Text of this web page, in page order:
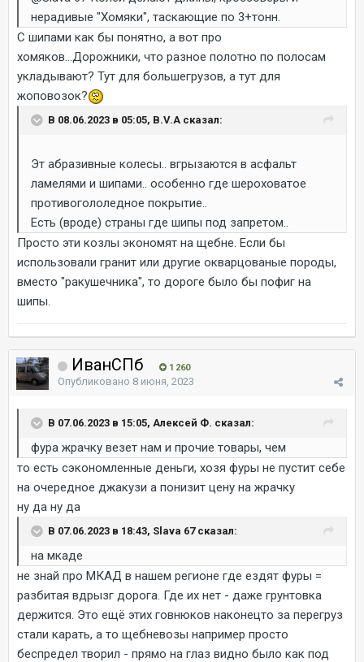
нерадивые "Хомяки", таскающие по 3+тонн.
С шипами как бы понятно, а вот про
хомяков...Дорожники, что разное полотно по полосам
укладывают? Тут для большегрузов, а тут для
жоповозок?
В 08.06.2023 в 05:05, B.V.A сказал:
Эт абразивные колесы.. вгрызаются в асфальт
ламелями и шипами.. особенно где шероховатое
противогололедное покрытие..
Есть (вроде) страны где шипы под запретом..
Просто эти козлы экономят на щебне. Если бы
использовали гранит или другие окварцованые породы,
вместо "ракушечника", то дороге было бы пофиг на
шипы.
ИванСПб 1 260
Опубликовано 8 июня, 2023
В 07.06.2023 в 15:05, Алексей Ф. сказал:
фура жрачку везет нам и прочие товары, чем
то есть сэкономленные деньги, хозя фуры не пустит себе
на очередное джакузи а понизит цену на жрачку
ну да ну да
В 07.06.2023 в 18:43, Slava 67 сказал:
на мкаде
не знай про МКАД в нашем регионе где ездят фуры =
разбитая вдрызг дорога. Где их нет - даже грунтовка
держится. Это ещё этих говнюков наконецто за перегруз
стали карать, а то щебневозы например просто
беспредел творил - прямо на глаз видно было как под